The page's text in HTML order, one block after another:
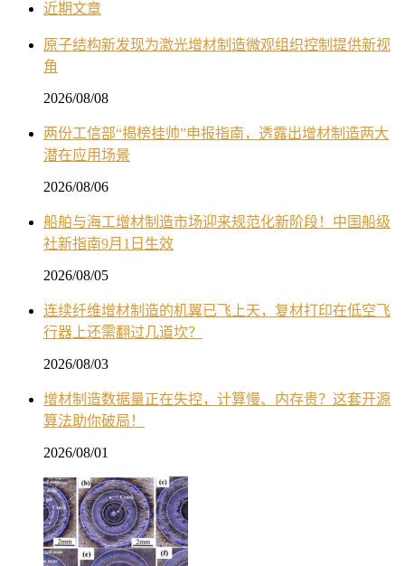
近期文章
原子结构新发现为激光增材制造微观组织控制提供新视
角
2026/08/08
两份工信部“揭榜挂帅”申报指南，透露出增材制造两大
潜在应用场景
2026/08/06
船舶与海工增材制造市场迎来规范化新阶段！中国船级
社新指南9月1日生效
2026/08/05
连续纤维增材制造的机翼已飞上天，复材打印在低空飞
行器上还需翻过几道坎？
2026/08/03
增材制造数据量正在失控，计算慢、内存贵？这套开源
算法助你破局！
2026/08/01